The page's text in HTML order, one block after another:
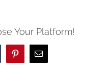
Your Platform!
PinterestCorreo
electrónico